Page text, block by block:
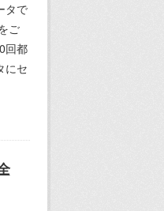
タで
ご
回都
にセ